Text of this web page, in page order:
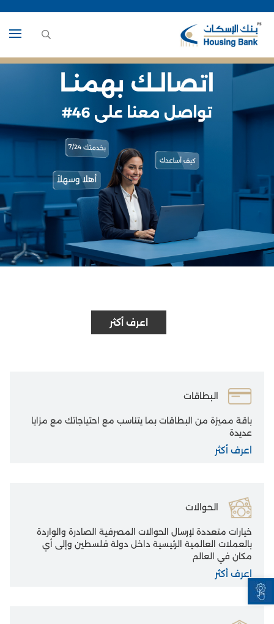
Open toolbar
اعرف أكثر
البطاقات
باقة مميزة من البطاقات بما يتناسب مع احتياجاتك مع مزايا
عديدة
اعرف أكثر
الحوالات
خيارات متعددة لإرسال الحوالات المصرفية الصادرة والواردة
بالعملات العالمية الرئيسية داخل دولة فلسطين وإلى أي
مكان في العالم
اعرف أكثر